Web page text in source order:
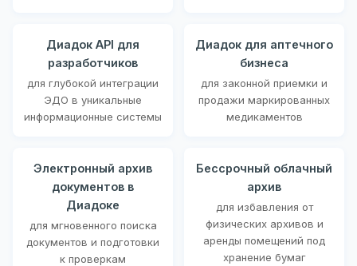
Диадок API для
разработчиков
для глубокой интеграции
ЭДО в уникальные
информационные системы
Диадок для аптечного
бизнеса
для законной приемки и
продажи маркированных
медикаментов
Электронный архив
документов в
Диадоке
для мгновенного поиска
документов и подготовки
к проверкам
Бессрочный облачный
архив
для избавления от
физических архивов и
аренды помещений под
хранение бумаг